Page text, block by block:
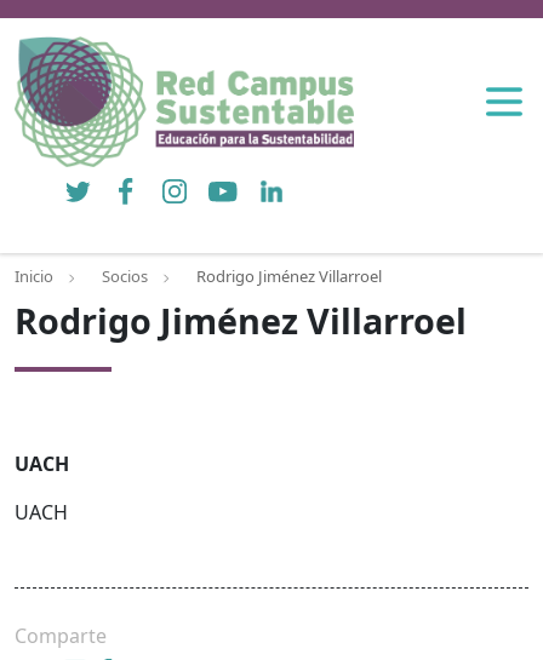
Twitter FacebookInstagramYouTubeLinkedIn
Inicio Socios Rodrigo Jiménez Villarroel
Rodrigo Jiménez Villarroel
UACH
UACH
Comparte